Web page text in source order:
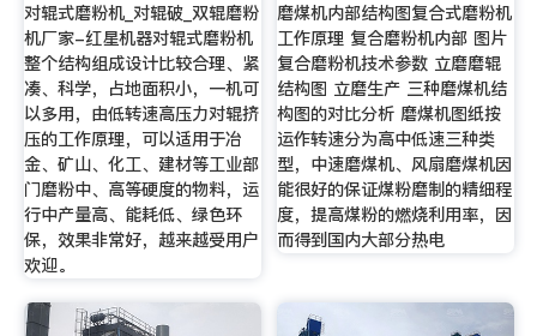
对辊式磨粉机_对辊破_双辊磨粉
机厂家-红星机器对辊式磨粉机
整个结构组成设计比较合理、紧
凑、科学，占地面积小，一机可
以多用，由低转速高压力对辊挤
压的工作原理，可以适用于冶
金、矿山、化工、建材等工业部
门磨粉中、高等硬度的物料，运
行中产量高、能耗低、绿色环
保，效果非常好，越来越受用户
欢迎。
磨煤机内部结构图复合式磨粉机
工作原理 复合磨粉机内部 图片
复合磨粉机技术参数 立磨磨辊
结构图 立磨生产 三种磨煤机结
构图的对比分析 磨煤机图纸按
运作转速分为高中低速三种类
型，中速磨煤机、风扇磨煤机因
能很好的保证煤粉磨制的精细程
度，提高煤粉的燃烧利用率，因
而得到国内大部分热电